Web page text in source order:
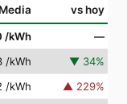
Media vs hoy
/kWh
—
/kWh ▼ 34%
/kWh ▲ 229%